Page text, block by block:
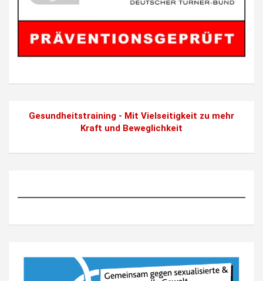
Gesundheitstraining - Mit Vielseitigkeit zu mehr
Kraft und Beweglichkeit